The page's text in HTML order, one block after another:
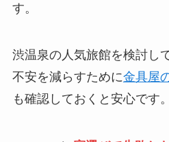
す。
渋温泉の人気旅館を検討し
不安を減らすために金具屋
も確認しておくと安心です。